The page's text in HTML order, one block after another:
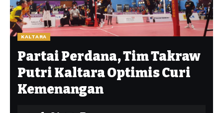
KALTARA
Partai Perdana, Tim Takraw
Putri Kaltara Optimis Curi
Kemenangan